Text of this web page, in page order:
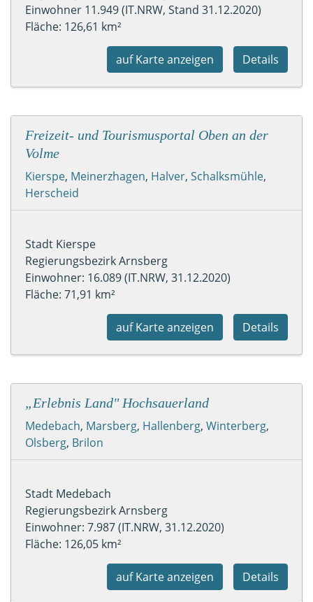
Einwohner 11.949 (IT.NRW, Stand 31.12.2020)
Fläche: 126,61 km²
Details
auf Karte anzeigen
Freizeit- und Tourismusportal Oben an der
Volme
Kierspe, Meinerzhagen, Halver, Schalksmühle,
Herscheid
Stadt Kierspe
Regierungsbezirk Arnsberg
Einwohner: 16.089 (IT.NRW, 31.12.2020)
Fläche: 71,91 km²
Details
auf Karte anzeigen
„Erlebnis Land" Hochsauerland
Medebach, Marsberg, Hallenberg, Winterberg,
Olsberg, Brilon
Stadt Medebach
Regierungsbezirk Arnsberg
Einwohner: 7.987 (IT.NRW, 31.12.2020)
Fläche: 126,05 km²
Details
auf Karte anzeigen